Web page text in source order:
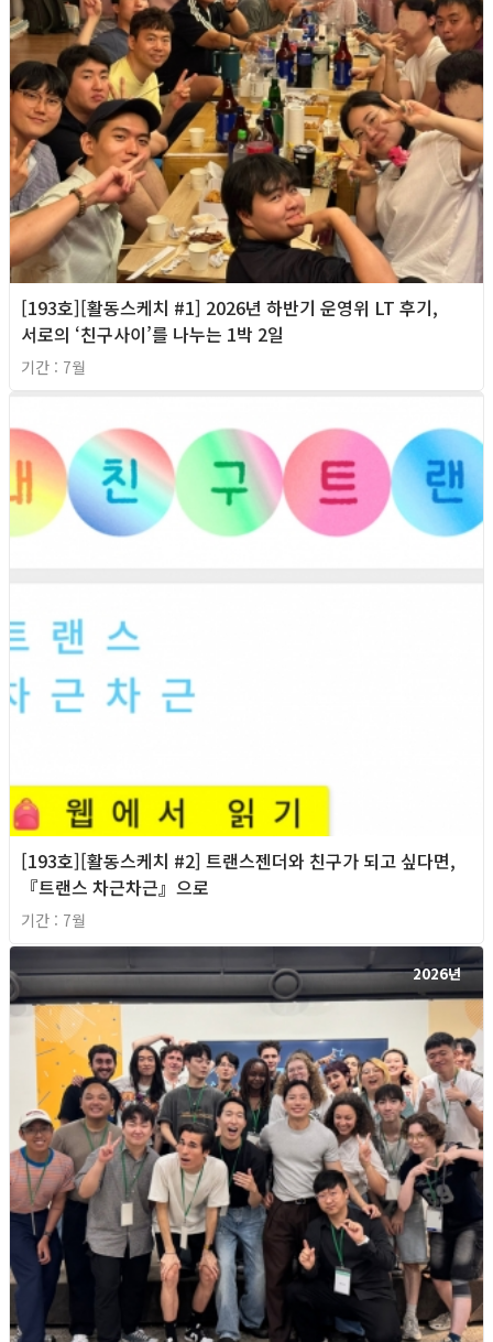
[193호][활동스케치 #1] 2026년 하반기 운영위 LT 후기,
서로의 ‘친구사이’를 나누는 1박 2일
기간 : 7월
[193호][활동스케치 #2] 트랜스젠더와 친구가 되고 싶다면,
『트랜스 차근차근』으로
기간 : 7월
2026년